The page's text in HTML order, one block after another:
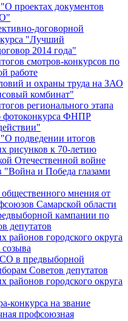
проектах документов
договорной
"Лучший
2014 года"
смотров-конкурсов по
работе
и охраны труда на ЗАО
комбинат"
регионального этапа
фотоконкурса ФНПР
подведении итогов
рисунков к 70-летию
Отечественной войне
"Война и Победа глазами
мнения от
Самарской области
кампании по
депутатов
районов городского округа
в предвыборной
Советов депутатов
районов городского округа
конкурса на звание
профсоюзная